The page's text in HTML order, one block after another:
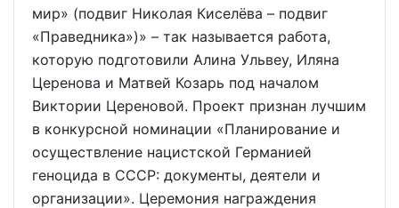
мир» (подвиг Николая Киселёва – подвиг
«Праведника»)» – так называется работа,
которую подготовили Алина Ульвеу, Иляна
Церенова и Матвей Козарь под началом
Виктории Цереновой. Проект признан лучшим
в конкурсной номинации «Планирование и
осуществление нацистской Германией
геноцида в СССР: документы, деятели и
организации». Церемония награждения